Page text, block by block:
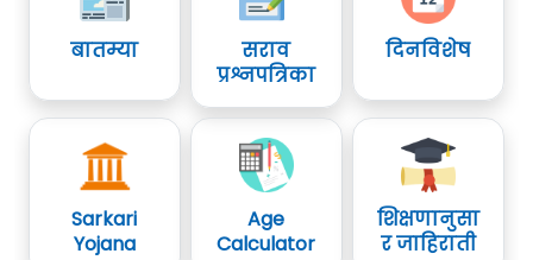
बातम्या
सराव
प्रश्नपत्रिका
दिनविशेष
Sarkari
Yojana
Age
Calculator
शिक्षणानुसा
र जाहिराती